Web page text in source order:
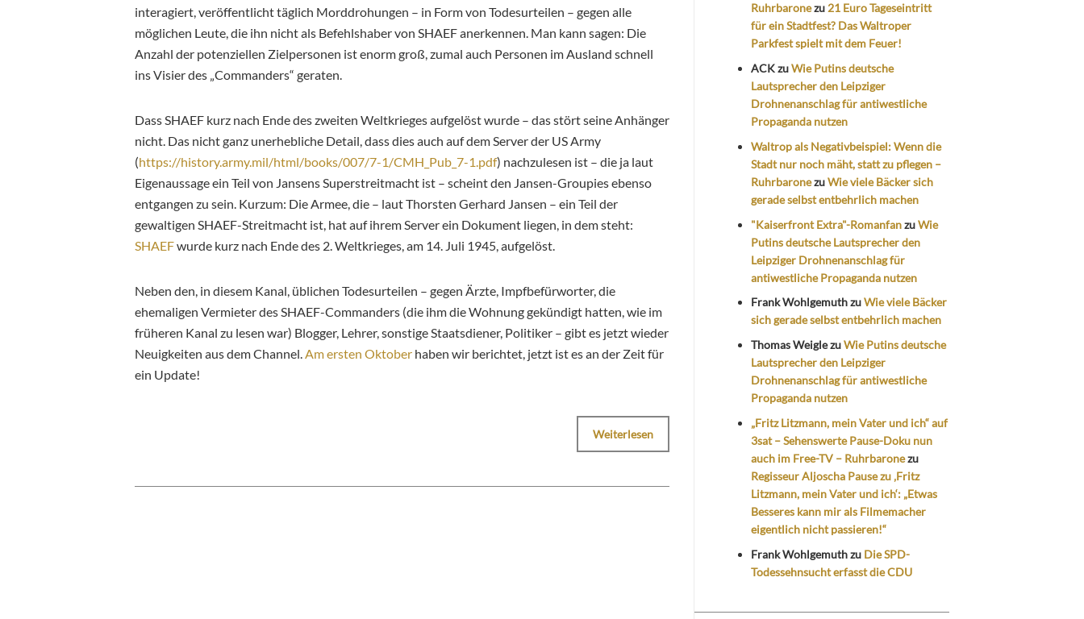
interagiert, veröffentlicht täglich Morddrohungen – in Form von Todesurteilen – gegen alle
möglichen Leute, die ihn nicht als Befehlshaber von SHAEF anerkennen. Man kann sagen: Die
Anzahl der potenziellen Zielpersonen ist enorm groß, zumal auch Personen im Ausland schnell
ins Visier des „Commanders“ geraten.
Dass SHAEF kurz nach Ende des zweiten Weltkrieges aufgelöst wurde – das stört seine Anhänger
nicht. Das nicht ganz unerhebliche Detail, dass dies auch auf dem Server der US Army
(https://history.army.mil/html/books/007/7-1/CMH_Pub_7-1.pdf) nachzulesen ist – die ja laut
Eigenaussage ein Teil von Jansens Superstreitmacht ist – scheint den Jansen-Groupies ebenso
entgangen zu sein. Kurzum: Die Armee, die – laut Thorsten Gerhard Jansen – ein Teil der
gewaltigen SHAEF-Streitmacht ist, hat auf ihrem Server ein Dokument liegen, in dem steht:
SHAEFwurde kurz nach Ende des 2. Weltkrieges, am 14. Juli 1945, aufgelöst.
Neben den, in diesem Kanal, üblichen Todesurteilen – gegen Ärzte, Impfbefürworter, die
ehemaligen Vermieter des SHAEF-Commanders (die ihm die Wohnung gekündigt hatten, wie im
früheren Kanal zu lesen war) Blogger, Lehrer, sonstige Staatsdiener, Politiker – gibt es jetzt wieder
Neuigkeiten aus dem Channel.Am ersten Oktober haben wir berichtet, jetzt ist es an der Zeit für
ein Update!
Weiterlesen
Ruhrbaronezu 21 Euro Tageseintritt
für ein Stadtfest? Das Waltroper
Parkfest spielt mit dem Feuer!
ACKzuWie Putins deutsche
Lautsprecher den Leipziger
Drohnenanschlag für antiwestliche
Propaganda nutzen
Waltrop als Negativbeispiel: Wenn die
Stadt nur noch mäht, statt zu pflegen –
RuhrbaronezuWie viele Bäcker sich
gerade selbst entbehrlich machen
"Kaiserfront Extra"-RomanfanzuWie
Putins deutsche Lautsprecher den
Leipziger Drohnenanschlag für
antiwestliche Propaganda nutzen
Frank WohlgemuthzuWie viele Bäcker
sich gerade selbst entbehrlich machen
Thomas WeiglezuWie Putins deutsche
Lautsprecher den Leipziger
Drohnenanschlag für antiwestliche
Propaganda nutzen
„Fritz Litzmann, mein Vater und ich“ auf
3sat – Sehenswerte Pause-Doku nun
auch im Free-TV – Ruhrbaronezu
Regisseur Aljoscha Pause zu ‚Fritz
Litzmann, mein Vater und ich‘: „Etwas
Besseres kann mir als Filmemacher
eigentlich nicht passieren!“
Frank Wohlgemuthzu Die SPD-
Todessehnsucht erfasst die CDU